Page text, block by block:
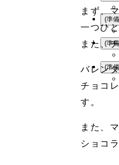
(準
(準
(準
まず、
一つひ
また、
バレン
チョコ
す。
また、
ショコ